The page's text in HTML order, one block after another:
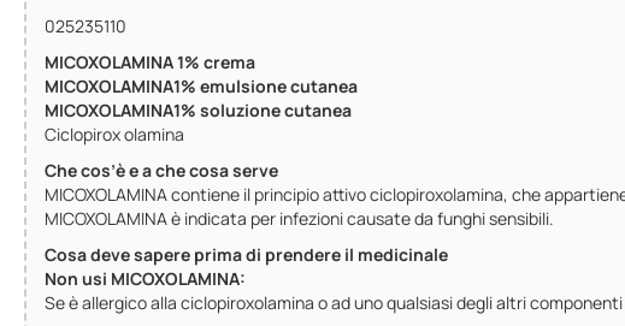
025235110
MICOXOLAMINA 1% crema
MICOXOLAMINA1% emulsione cutanea
MICOXOLAMINA1% soluzione cutanea
Ciclopirox olamina
Che cos’è e a che cosa serve
MICOXOLAMINA contiene il principio attivo ciclopiroxolamina, che
MICOXOLAMINA è indicata per infezioni causate da funghi sensibili.
Cosa deve sapere prima di prendere il medicinale
Non usi MICOXOLAMINA:
Se è allergico alla ciclopiroxolamina o ad uno qualsiasi degli altri